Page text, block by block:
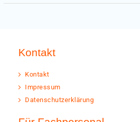
Kontakt
Kontakt
Impressum
Datenschutzerklärung